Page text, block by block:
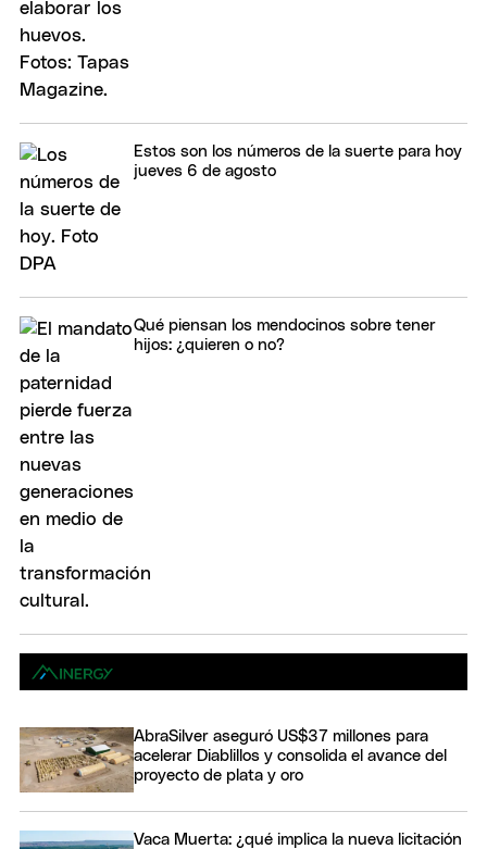
Estos son los números de la suerte para hoy
jueves 6 de agosto
Qué piensan los mendocinos sobre tener
hijos: ¿quieren o no?
AbraSilver aseguró US$37 millones para
acelerar Diablillos y consolida el avance del
proyecto de plata y oro
Vaca Muerta: ¿qué implica la nueva licitación